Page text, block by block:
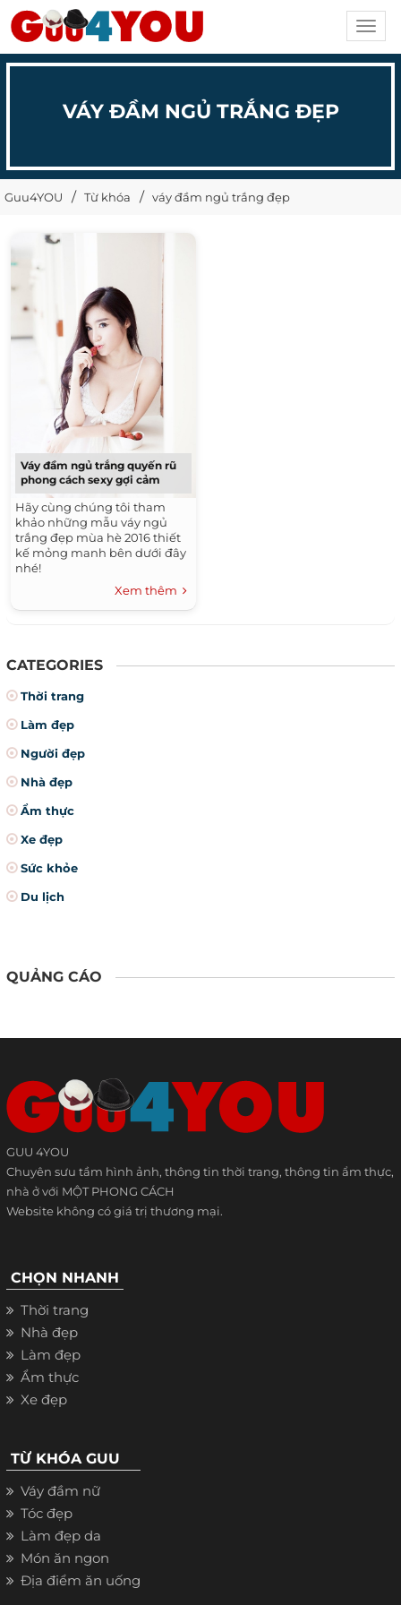
VÁY ĐẦM NGỦ TRẮNG ĐẸP
Guu4YOU Từ khóa váy đầm ngủ trắng đẹp
Váy đầm ngủ trắng quyến rũ
phong cách sexy gợi cảm
Hãy cùng chúng tôi tham
khảo những mẫu váy ngủ
trắng đẹp mùa hè 2016 thiết
kế mỏng manh bên dưới đây
nhé!
Xem thêm
CATEGORIES
Thời trang
Làm đẹp
Người đẹp
Nhà đẹp
Ẩm thực
Xe đẹp
Sức khỏe
Du lịch
QUẢNG CÁO
GUU 4YOU
Chuyên sưu tầm hình ảnh, thông tin thời trang, thông tin ẩm thực,
nhà ở với MỘT PHONG CÁCH
Website không có giá trị thương mại.
CHỌN NHANH
Thời trang
Nhà đẹp
Làm đẹp
Ẩm thực
Xe đẹp
TỪ KHÓA GUU
Váy đầm nữ
Tóc đẹp
Làm đẹp da
Món ăn ngon
Địa điểm ăn uống